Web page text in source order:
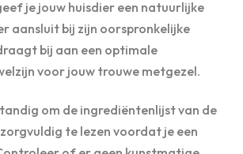
je jouw huisdier een natuurlijke
aansluit bij zijn oorspronkelijke
bij aan een optimale
voor jouw trouwe metgezel.
om de ingrediëntenlijst van de
te lezen voordat je een